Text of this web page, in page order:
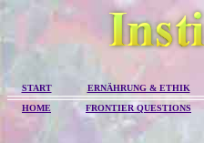
START ERNÄHRUNG & ETHIK
HOME
FRONTIER QUESTIONS